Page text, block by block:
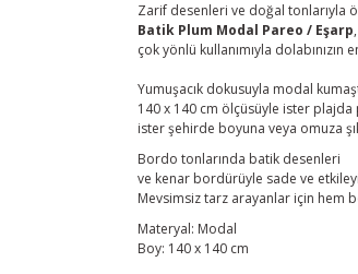
Zarif desenleri ve doğal tonlarıyla
Batik Plum Modal Pareo / Eşarp,
çok yönlü kullanımıyla
Yumuşacık dokusuyla modal
140 x 140 cm ölçüsüyle ister
ister şehirde boyuna veya omuza
Bordo tonlarında batik desenleri
ve kenar bordürüyle sade ve
Mevsimsiz tarz arayanlar için hem
Materyal: Modal
Boy: 140 x 140 cm